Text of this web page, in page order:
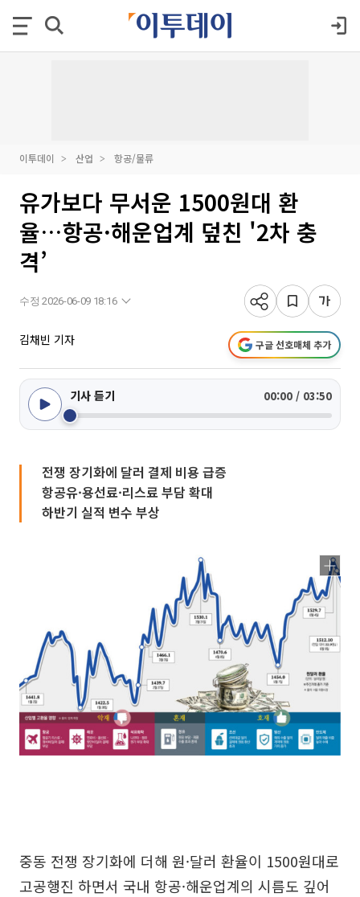
이투데이 산업 항공/물류
유가보다 무서운 1500원대 환
율…항공·해운업계 덮친 '2차 충
격’
수정 2026-06-09 18:16
김채빈 기자 구글 선호매체 추가
기사 듣기 00:00 / 03:50
전쟁 장기화에 달러 결제 비용 급증
항공유·용선료·리스료 부담 확대
하반기 실적 변수 부상
중동 전쟁 장기화에 더해 원·달러 환율이 1500원대로
고공행진 하면서 국내 항공·해운업계의 시름도 깊어